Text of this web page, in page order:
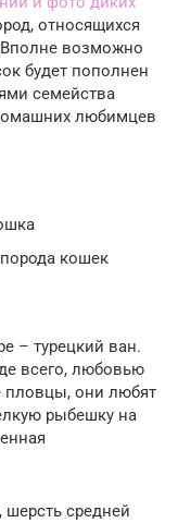
относящихся
Вполне возможно
будет пополнен
семейства
любимцев
кошек
– турецкий ван.
всего, любовью
пловцы, они любят
рыбешку на
средней